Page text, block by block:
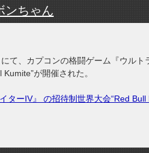
ンちゃん
て、カプコンの格闘ゲーム『ウルト
が開催された。
ターIV』 の招待制世界大会“Red